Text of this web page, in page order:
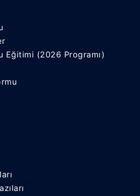
Eğitimi (2026 Programı)